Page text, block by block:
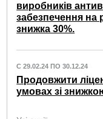
виробників
забезпечення на
знижка 30%.
С 29.02.24 ПО 30.12.24
Продовжити
умовах зі